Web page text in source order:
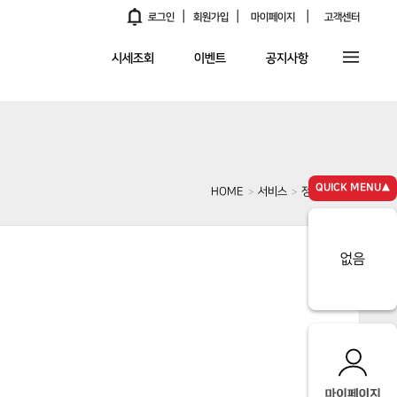
로그인 회원가입 마이페이지 고객센터
시세조회 이벤트 공지사항
QUICK MENU▲
없음
HOME > 서비스 > 정비네트워크